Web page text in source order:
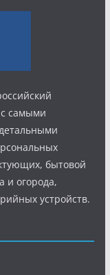
самыми
бытовой
и огорода,
устройств.